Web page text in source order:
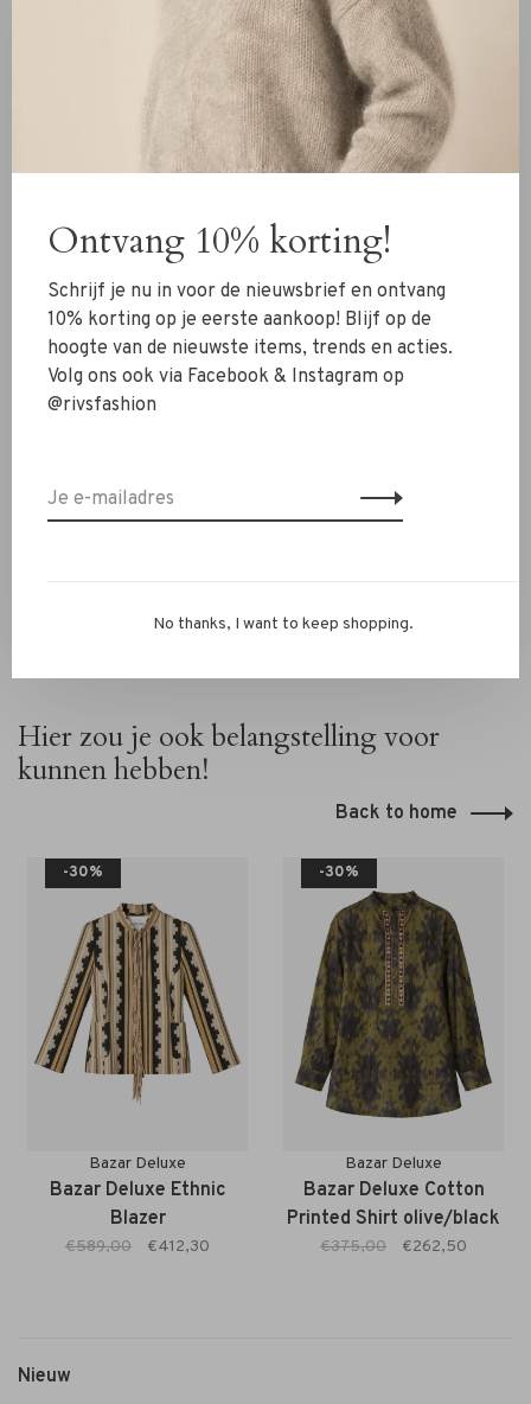
Losvallend model
Bijpassend ceintuur
Maxi lengte
Wasvoorschrift
Machinewas 30 graden
RIVS-team via de chat of
. We helpen je graag
verder!
Hier zou je ook belangstelling voor
kunnen hebben!
Back to home
-30%
Bazar Deluxe
Bazar Deluxe Ethnic
Blazer
€589,00 €412,30
-30%
Bazar Deluxe
Bazar Deluxe Cotton
Printed Shirt olive/black
€375,00 €262,50
Nieuw
Ontvang 10% korting!
Schrijf je nu in voor de nieuwsbrief en ontvang
10% korting op je eerste aankoop! Blijf op de
hoogte van de nieuwste items, trends en acties.
Volg ons ook via Facebook & Instagram op
@rivsfashion
No thanks, I want to keep shopping.